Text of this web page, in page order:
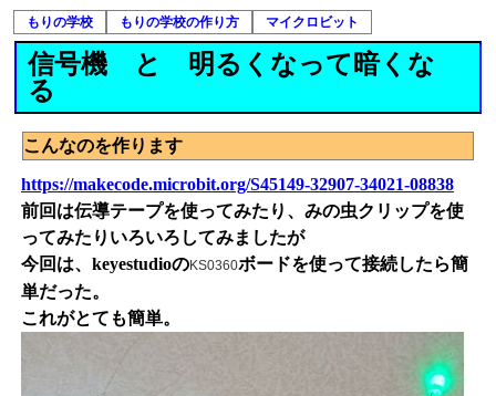
もりの学校 もりの学校の作り方 マイクロビット
信号機 と 明るくなって暗くな
る
こんなのを作ります
https://makecode.microbit.org/S45149-32907-34021-08838
前回は伝導テープを使ってみたり、みの虫クリップを使
ってみたりいろいろしてみましたが
今回は、keyestudioのKS0360ボードを使って接続したら簡
単だった。
これがとても簡単。